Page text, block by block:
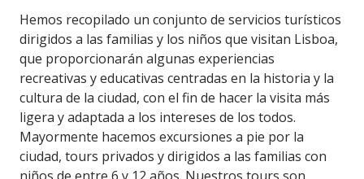
Hemos recopilado un conjunto de servicios turísticos
dirigidos a las familias y los niños que visitan Lisboa,
que proporcionarán algunas experiencias
recreativas y educativas centradas en la historia y la
cultura de la ciudad, con el fin de hacer la visita más
ligera y adaptada a los intereses de los todos.
Mayormente hacemos excursiones a pie por la
ciudad, tours privados y dirigidos a las familias con